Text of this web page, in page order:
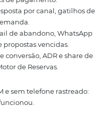
flexíveis, pontos).
de noites e política
voz/e-mail.
de Precificação” para
ser negociado por